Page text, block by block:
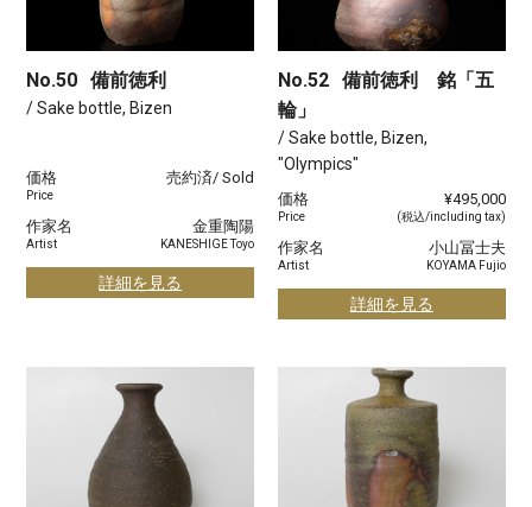
No.50 備前徳利
/ Sake bottle, Bizen
価格
Price
売約済/ Sold
作家名
Artist
金重陶陽
KANESHIGE Toyo
詳細を見る
No.52 備前徳利 銘「五
輪」
/ Sake bottle, Bizen,
"Olympics"
価格
Price
¥495,000
(税込/including tax)
作家名
Artist
小山冨士夫
KOYAMA Fujio
詳細を見る